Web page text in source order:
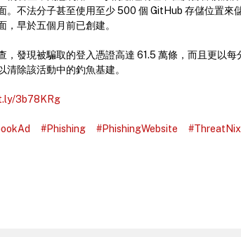
。不法分子甚至使用至少 500 個 GitHub 存儲位置來
，早於五個月前已創建。
，發現被騙取的登入憑證高達 61.5 萬條，而且更以
清除該活動中的釣魚基建。
3b78KRg
#Phishing #PhishingWebsite #ThreatNix